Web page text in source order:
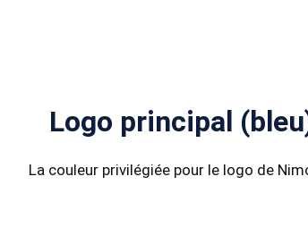
Logo principal
La couleur privilégiée pour le logo de